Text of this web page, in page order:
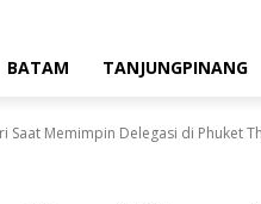
BATAM TANJUNGPINANG
Saat Memimpin Delegasi di Phuket